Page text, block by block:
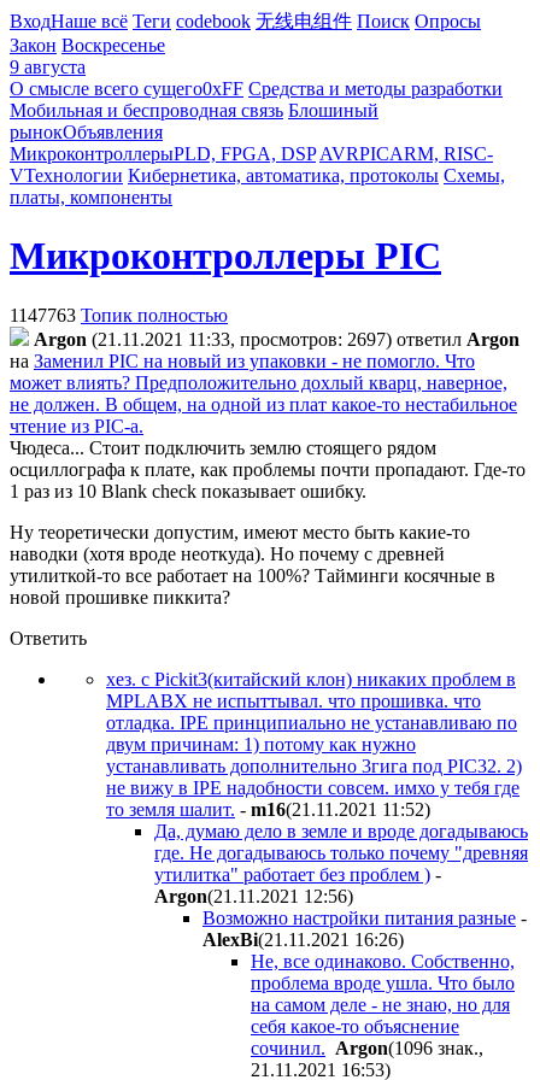
ВходНаше всё Теги codebook 无线电组件 Поиск Опросы
Закон Воскресенье
9 августа
О смысле всего сущего0xFF Средства и методы разработки
Мобильная и беспроводная связь Блошиный
рынокОбъявления
МикроконтроллерыPLD, FPGA, DSP AVRPICARM, RISC-
VТехнологии Кибернетика, автоматика, протоколы Схемы,
платы, компоненты
Микроконтроллеры PIC
1147763 Топик полностью
Argon (21.11.2021 11:33, просмотров: 2697) ответил Argon
на Заменил PIC на новый из упаковки - не помогло. Что
может влиять? Предположительно дохлый кварц, наверное,
не должен. В общем, на одной из плат какое-то нестабильное
чтение из PIC-а.
Чюдеса... Стоит подключить землю стоящего рядом
осциллографа к плате, как проблемы почти пропадают. Где-то
1 раз из 10 Blank check показывает ошибку.
Ну теоретически допустим, имеют место быть какие-то
наводки (хотя вроде неоткуда). Но почему с древней
утилиткой-то все работает на 100%? Тайминги косячные в
новой прошивке пиккита?
Ответить
хез. с Pickit3(китайский клон) никаких проблем в
MPLABX не испыттывал. что прошивка. что
отладка. IPE принципиально не устанавливаю по
двум причинам: 1) потому как нужно
устанавливать дополнительно 3гига под PIC32. 2)
не вижу в IPE надобности совсем. имхо у тебя где
то земля шалит. - m16(21.11.2021 11:52)
Да, думаю дело в земле и вроде догадываюсь
где. Не догадываюсь только почему "древняя
утилитка" работает без проблем ) -
Argon(21.11.2021 12:56)
Возможно настройки питания разные -
AlexBi(21.11.2021 16:26)
Не, все одинаково. Собственно,
проблема вроде ушла. Что было
на самом деле - не знаю, но для
себя какое-то объяснение
сочинил. Argon(1096 знак.,
21.11.2021 16:53)